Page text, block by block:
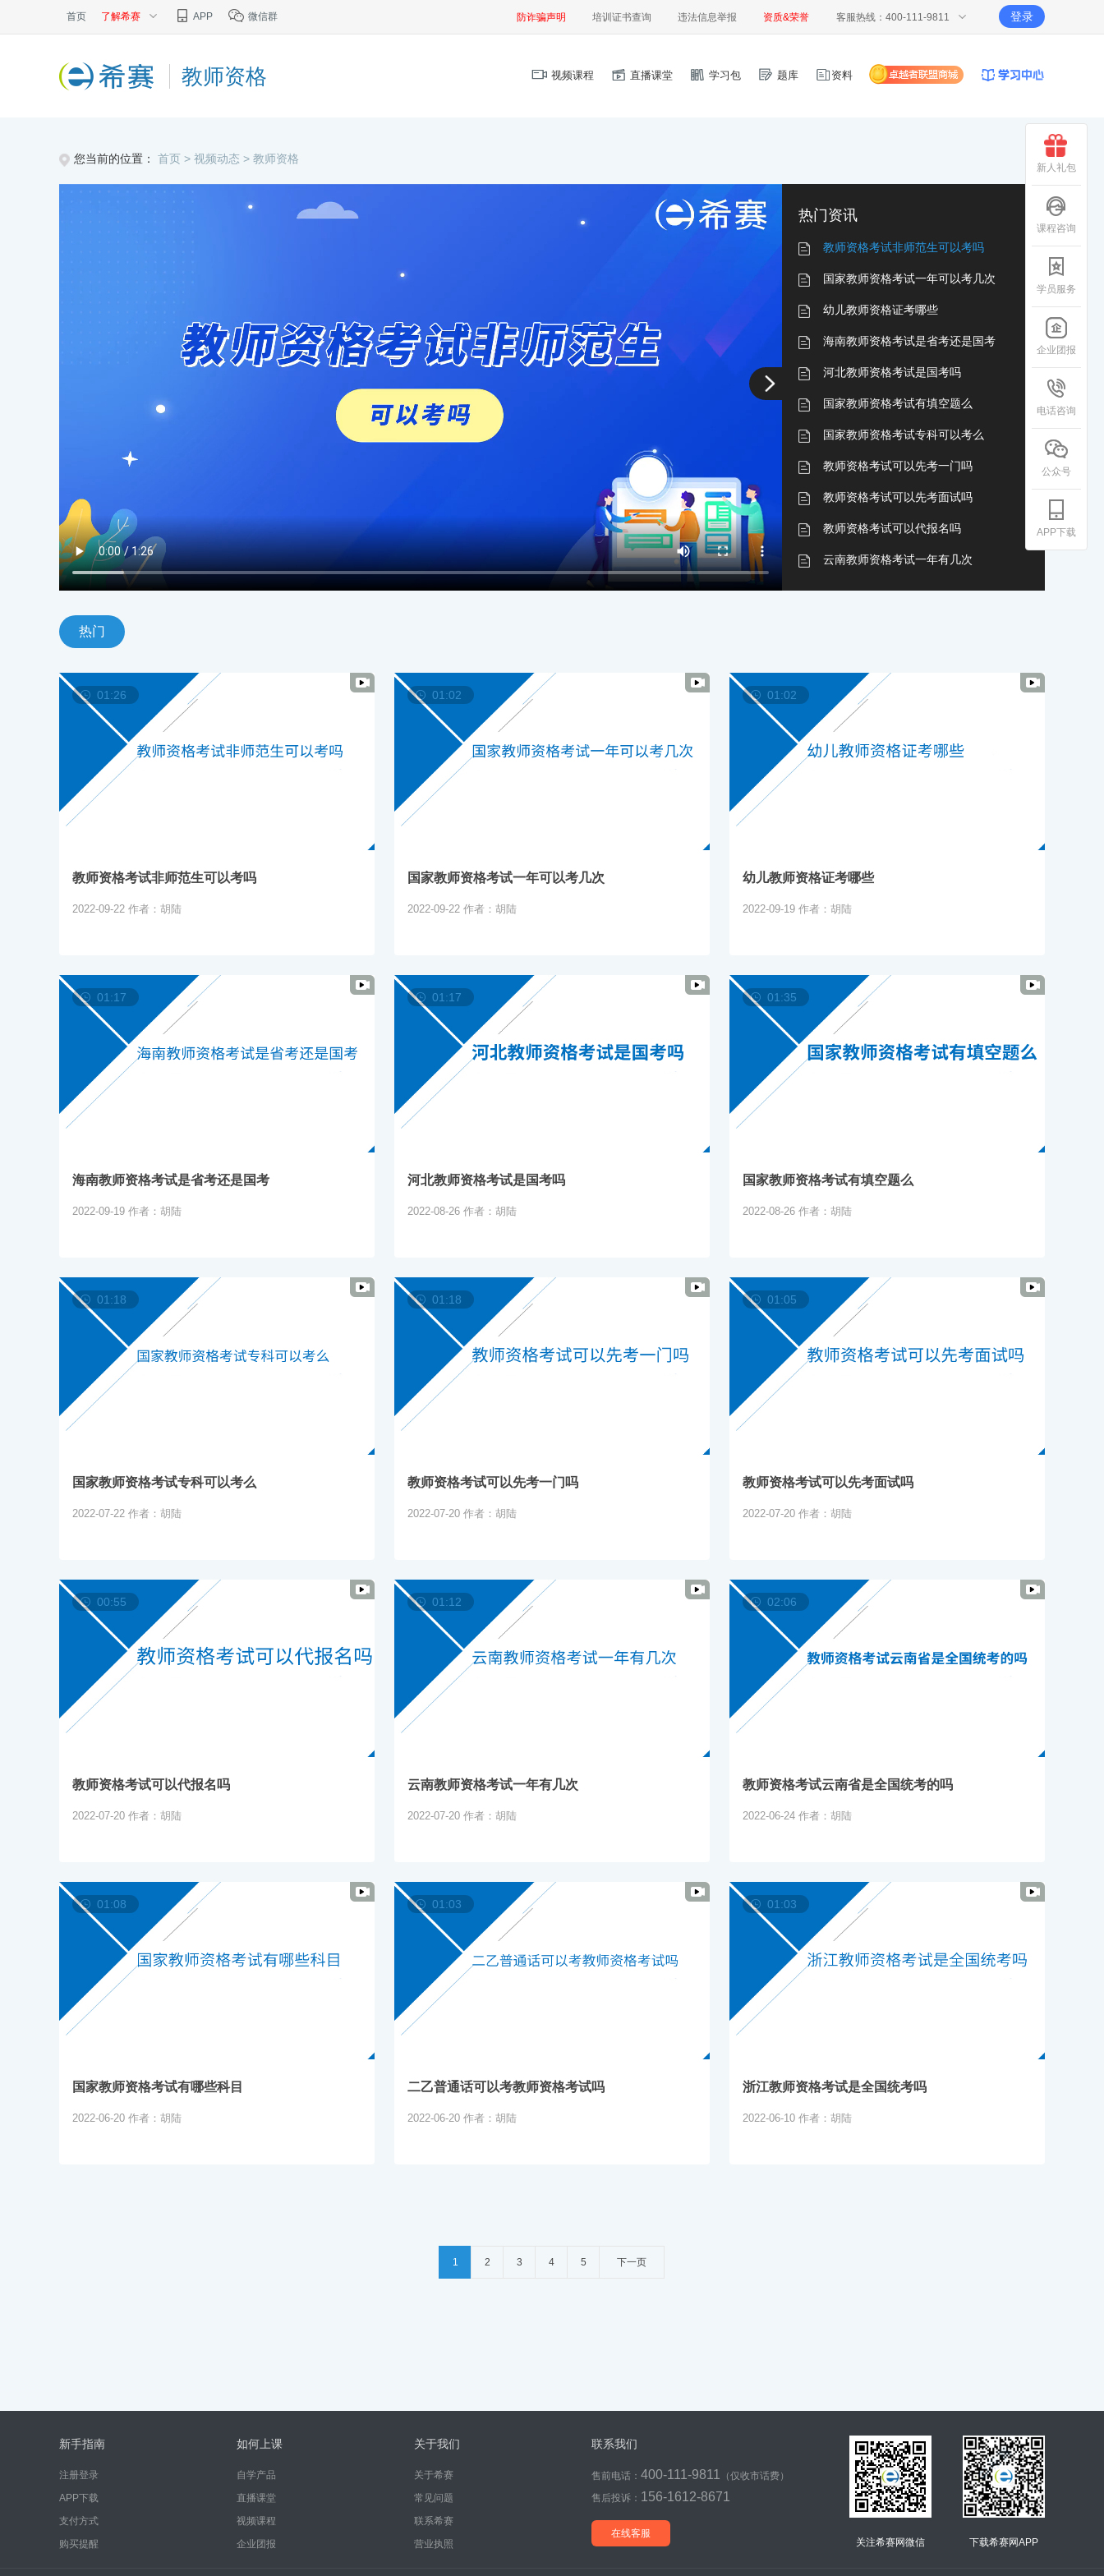
首页 了解希赛 APP 微信群 防诈骗声明 培训证书查询 违法信息举报 资质&荣誉 客服热线：400-111-9811 登录
教师资格 视频课程 直播课堂 学习包 题库 资料
您当前的位置： 首页 > 视频动态 > 教师资格
热门资讯
教师资格考试非师范生可以考吗
国家教师资格考试一年可以考几次
幼儿教师资格证考哪些
海南教师资格考试是省考还是国考
河北教师资格考试是国考吗
国家教师资格考试有填空题么
国家教师资格考试专科可以考么
教师资格考试可以先考一门吗
教师资格考试可以先考面试吗
教师资格考试可以代报名吗
云南教师资格考试一年有几次
教师资格考试云南省是全国统考的吗
浙江教师资格考试是全国统考吗
怎么考教师资格证书
幼儿园教师资格考试面试的特点有哪些
热门
01:26
教师资格考试非师范生可以考吗
2022-09-22 作者：胡陆
01:02
国家教师资格考试一年可以考几次
2022-09-22 作者：胡陆
01:02
幼儿教师资格证考哪些
2022-09-19 作者：胡陆
01:17
海南教师资格考试是省考还是国考
2022-09-19 作者：胡陆
01:17
河北教师资格考试是国考吗
2022-08-26 作者：胡陆
01:35
国家教师资格考试有填空题么
2022-08-26 作者：胡陆
01:18
国家教师资格考试专科可以考么
2022-07-22 作者：胡陆
01:18
教师资格考试可以先考一门吗
2022-07-20 作者：胡陆
01:05
教师资格考试可以先考面试吗
2022-07-20 作者：胡陆
00:55
教师资格考试可以代报名吗
2022-07-20 作者：胡陆
01:12
云南教师资格考试一年有几次
2022-07-20 作者：胡陆
02:06
教师资格考试云南省是全国统考的吗
2022-06-24 作者：胡陆
01:08
国家教师资格考试有哪些科目
2022-06-20 作者：胡陆
01:03
二乙普通话可以考教师资格考试吗
2022-06-20 作者：胡陆
01:03
浙江教师资格考试是全国统考吗
2022-06-10 作者：胡陆
1 2 3 4 5 下一页
新人礼包
课程咨询
学员服务
企业团报
电话咨询
公众号
APP下载
新手指南
注册登录
APP下载
支付方式
购买提醒
如何上课
自学产品
直播课堂
视频课程
企业团报
关于我们
关于希赛
常见问题
联系希赛
营业执照
联系我们
售前电话： 400-111-9811
（仅收市话费）
售后投诉： 156-1612-8671
在线客服
关注希赛网微信 下载希赛网APP